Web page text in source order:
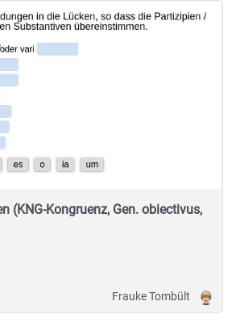
(KNG-Kongruenz, Gen. obiectivus,
Frauke Tombült